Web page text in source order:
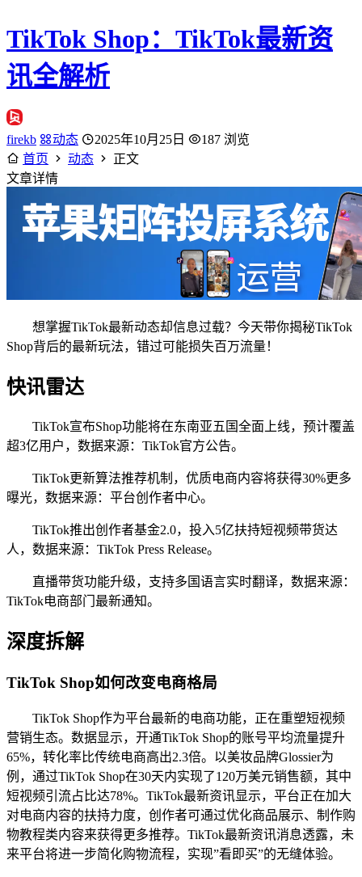
TikTok Shop：TikTok最新资
讯全解析
firekb 动态 2025年10月25日
187 浏览
首页
动态
正文
文章详情
想掌握TikTok最新动态却信息过载？今天带你揭秘TikTok
Shop背后的最新玩法，错过可能损失百万流量！
快讯雷达
TikTok宣布Shop功能将在东南亚五国全面上线，预计覆盖
超3亿用户，数据来源：TikTok官方公告。
TikTok更新算法推荐机制，优质电商内容将获得30%更多
曝光，数据来源：平台创作者中心。
TikTok推出创作者基金2.0，投入5亿扶持短视频带货达
人，数据来源：TikTok Press Release。
直播带货功能升级，支持多国语言实时翻译，数据来源：
TikTok电商部门最新通知。
深度拆解
TikTok Shop如何改变电商格局
TikTok Shop作为平台最新的电商功能，正在重塑短视频
营销生态。数据显示，开通TikTok Shop的账号平均流量提升
65%，转化率比传统电商高出2.3倍。以美妆品牌Glossier为
例，通过TikTok Shop在30天内实现了120万美元销售额，其中
短视频引流占比达78%。TikTok最新资讯显示，平台正在加大
对电商内容的扶持力度，创作者可通过优化商品展示、制作购
物教程类内容来获得更多推荐。TikTok最新资讯消息透露，未
来平台将进一步简化购物流程，实现”看即买”的无缝体验。